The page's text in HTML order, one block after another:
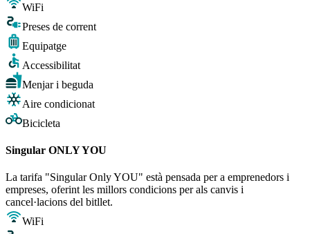
WiFi
Preses de corrent
Equipatge
Accessibilitat
Menjar i beguda
Aire condicionat
Bicicleta
Singular ONLY YOU
La tarifa "Singular Only YOU" està pensada per a emprenedors i
empreses, oferint les millors condicions per als canvis i
cancel·lacions del bitllet.
WiFi